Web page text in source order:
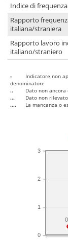
Indice di
Rapporto
italiana/straniera
Rapporto lavoro
italiano/straniero
-
Indicatore non
denominatore
..
Dato non
...
Dato non rilevato
....
La mancanza o
0
1
2
3